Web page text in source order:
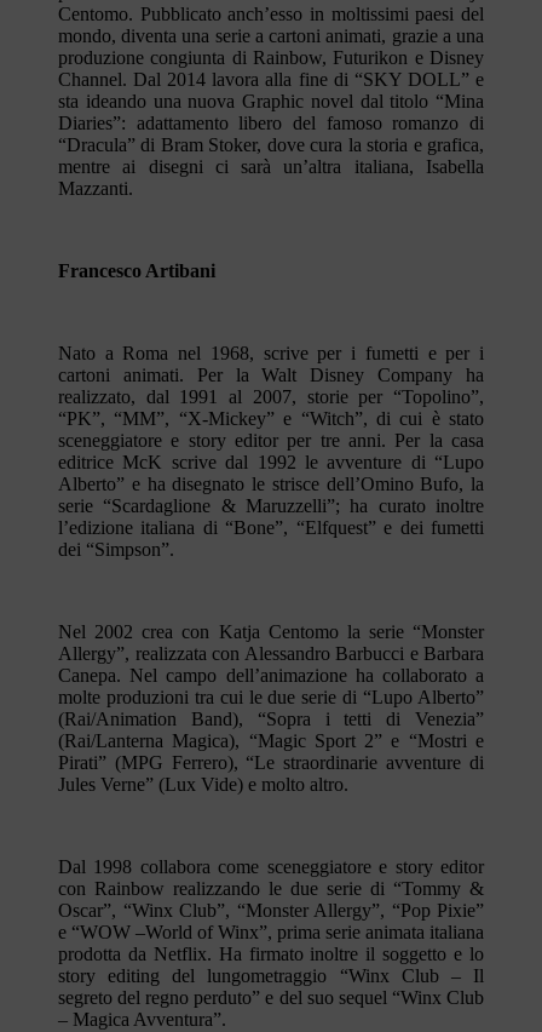
Centomo. Pubblicato anch’esso in moltissimi paesi del
mondo, diventa una serie a cartoni animati, grazie a una
produzione congiunta di Rainbow, Futurikon e Disney
Channel. Dal 2014 lavora alla fine di “SKY DOLL” e
sta ideando una nuova Graphic novel dal titolo “Mina
Diaries”: adattamento libero del famoso romanzo di
“Dracula” di Bram Stoker, dove cura la storia e grafica,
mentre ai disegni ci sarà un’altra italiana, Isabella
Mazzanti.
Francesco Artibani
Nato a Roma nel 1968, scrive per i fumetti e per i
cartoni animati. Per la Walt Disney Company ha
realizzato, dal 1991 al 2007, storie per “Topolino”,
“PK”, “MM”, “X-Mickey” e “Witch”, di cui è stato
sceneggiatore e story editor per tre anni. Per la casa
editrice McK scrive dal 1992 le avventure di “Lupo
Alberto” e ha disegnato le strisce dell’Omino Bufo, la
serie “Scardaglione & Maruzzelli”; ha curato inoltre
l’edizione italiana di “Bone”, “Elfquest” e dei fumetti
dei “Simpson”.
Nel 2002 crea con Katja Centomo la serie “Monster
Allergy”, realizzata con Alessandro Barbucci e Barbara
Canepa. Nel campo dell’animazione ha collaborato a
molte produzioni tra cui le due serie di “Lupo Alberto”
(Rai/Animation Band), “Sopra i tetti di Venezia”
(Rai/Lanterna Magica), “Magic Sport 2” e “Mostri e
Pirati” (MPG Ferrero), “Le straordinarie avventure di
Jules Verne” (Lux Vide) e molto altro.
Dal 1998 collabora come sceneggiatore e story editor
con Rainbow realizzando le due serie di “Tommy &
Oscar”, “Winx Club”, “Monster Allergy”, “Pop Pixie”
e “WOW –World of Winx”, prima serie animata italiana
prodotta da Netflix. Ha firmato inoltre il soggetto e lo
story editing del lungometraggio “Winx Club – Il
segreto del regno perduto” e del suo sequel “Winx Club
– Magica Avventura”.